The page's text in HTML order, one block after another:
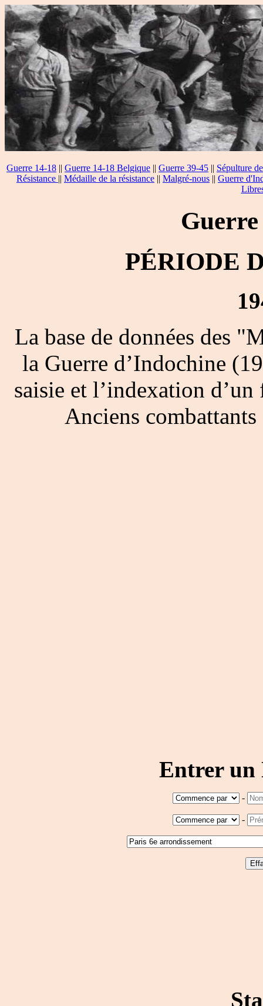
Guerre 14-18 || Guerre 14-18 Belgique || Guerre 39-45 || Sépulture
Résistance || Médaille de la résistance || Malgré-nous || Guerre
PÉRIODE
La base de données des
la Guerre d’Indochine
saisie et l’indexation
Anciens
Entrer un
-
-